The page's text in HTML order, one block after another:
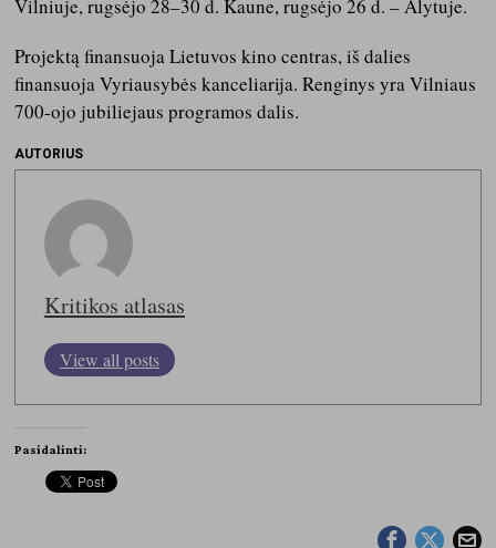
Vilniuje, rugsėjo 28–30 d. Kaune, rugsėjo 26 d. – Alytuje.
Projektą finansuoja Lietuvos kino centras,iš dalies
finansuoja Vyriausybės kanceliarija. Renginysyra Vilniaus
700-ojo jubiliejaus programos dalis.
AUTORIUS
Kritikos atlasas
View all posts
Pasidalinti: